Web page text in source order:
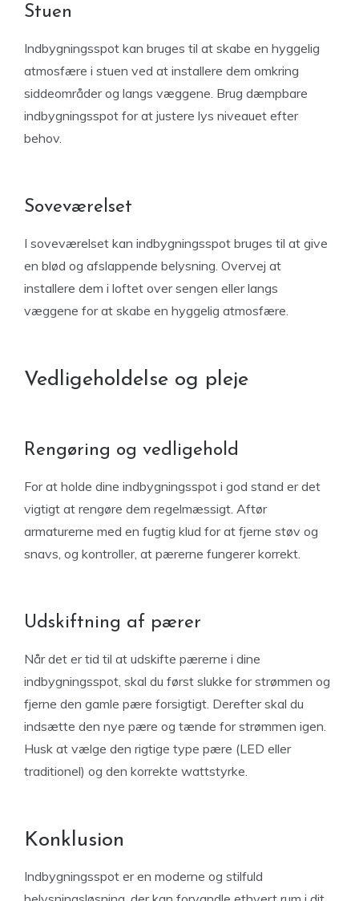
Stuen
Indbygningsspot kan bruges til at skabe en hyggelig
atmosfære i stuen ved at installere dem omkring
siddeområder og langs væggene. Brug dæmpbare
indbygningsspot for at justere lys niveauet efter
behov.
Soveværelset
I soveværelset kan indbygningsspot bruges til at give
en blød og afslappende belysning. Overvej at
installere dem i loftet over sengen eller langs
væggene for at skabe en hyggelig atmosfære.
Vedligeholdelse og pleje
Rengøring og vedligehold
For at holde dine indbygningsspot i god stand er det
vigtigt at rengøre dem regelmæssigt. Aftør
armaturerne med en fugtig klud for at fjerne støv og
snavs, og kontroller, at pærerne fungerer korrekt.
Udskiftning af pærer
Når det er tid til at udskifte pærerne i dine
indbygningsspot, skal du først slukke for strømmen og
fjerne den gamle pære forsigtigt. Derefter skal du
indsætte den nye pære og tænde for strømmen igen.
Husk at vælge den rigtige type pære (LED eller
traditionel) og den korrekte wattstyrke.
Konklusion
Indbygningsspot er en moderne og stilfuld